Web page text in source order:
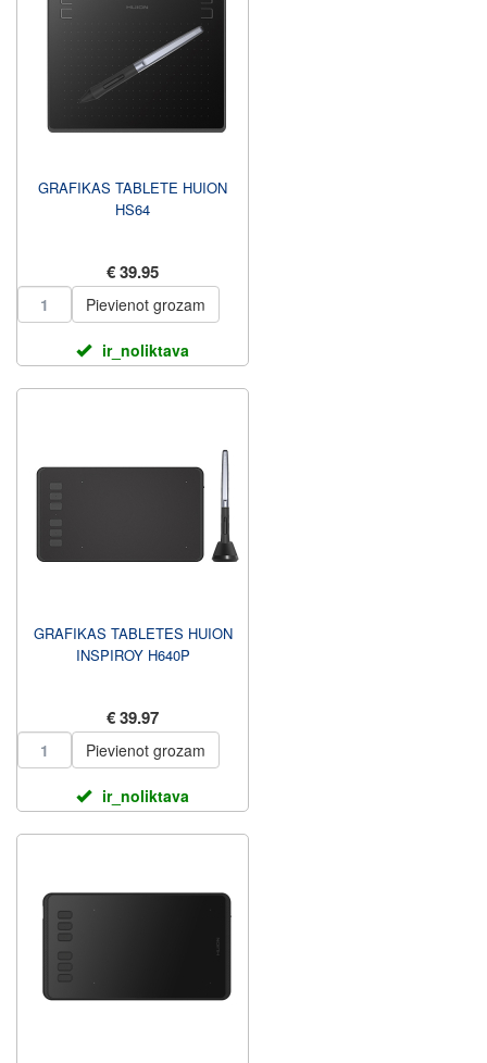
GRAFIKAS TABLETE HUION
HS64
€ 39.95
Pievienot grozam
ir_noliktava
GRAFIKAS TABLETES HUION
INSPIROY H640P
€ 39.97
Pievienot grozam
ir_noliktava